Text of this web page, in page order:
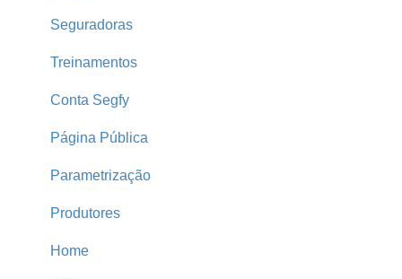
Seguradoras
Treinamentos
Conta Segfy
Página Pública
Parametrização
Produtores
Home